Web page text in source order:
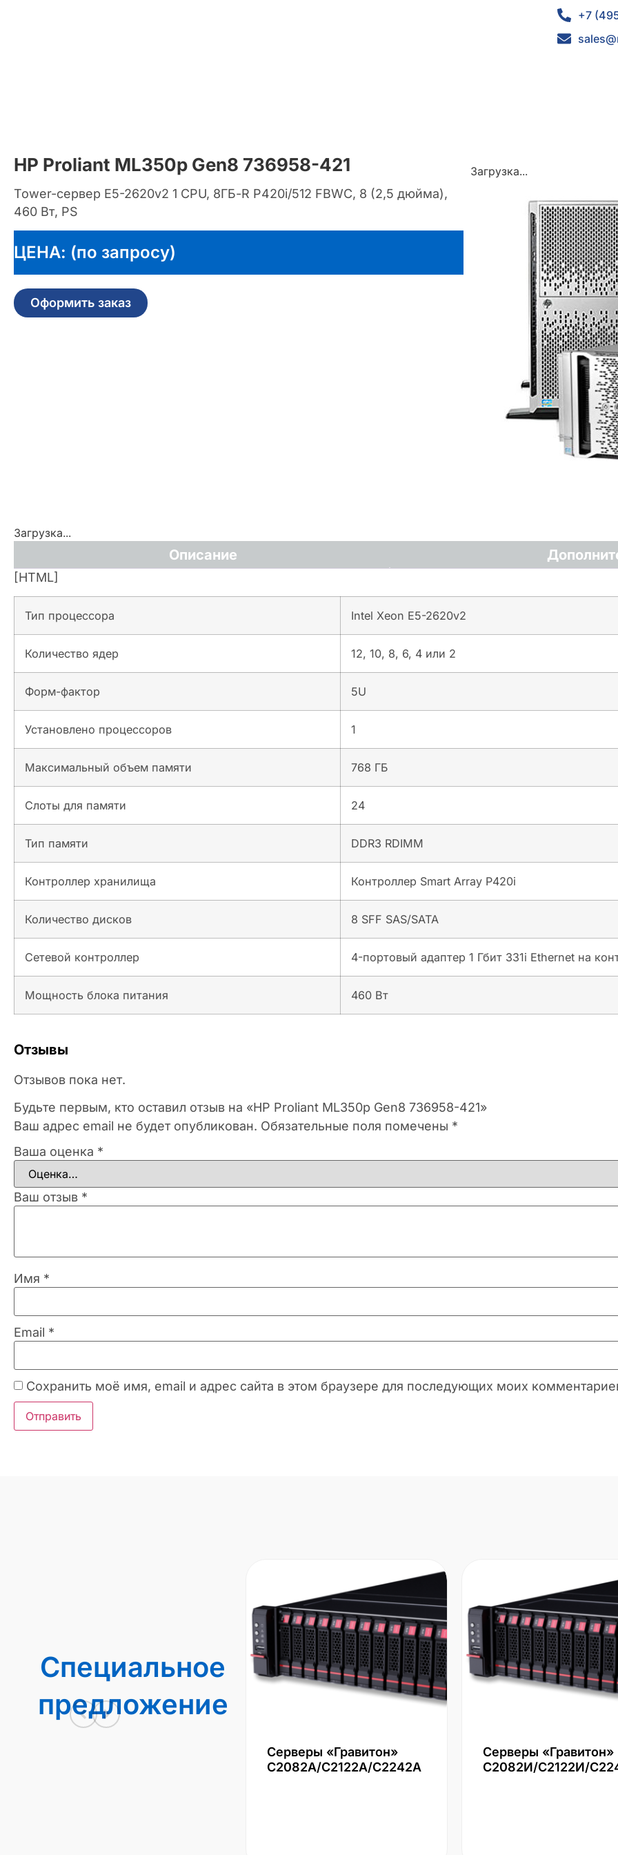
+7
HP Proliant ML350p Gen8 736958-421
Tower-сервер E5-2620v2 1 CPU, 8ГБ-R P420i/512 FBWC, 8 (2,5 дюйма),
460 Вт, PS
ЦЕНА: (по запросу)
Оформить заказ
Загрузка...
Загрузка...
Описание
[HTML]
Тип процессора Intel Xeon E5-2620v2
Количество ядер 12, 10, 8, 6, 4 или 2
Форм-фактор 5U
Установлено процессоров 1
Максимальный объем памяти 768 ГБ
Слоты для памяти 24
Тип памяти DDR3 RDIMM
Контроллер хранилища Контроллер Smart Array P420i
Количество дисков 8 SFF SAS/SATA
Сетевой контроллер 4-портовый адаптер 1 Гбит 331i Ethernet на
Мощность блока питания 460 Вт
Отзывы
Отзывов пока нет.
Будьте первым, кто оставил отзыв на «HP Proliant ML350p Gen8 736958-421»
Ваш адрес email не будет опубликован. Обязательные поля помечены *
Ваша оценка *
Ваш отзыв *
Имя *
Email *
Сохранить моё имя, email и адрес сайта в этом браузере для последующих моих
Специальное
предложение
Серверы «Гравитон»
С2082А/С2122А/С2242А
Серверы «Гравитон»
С2082И/С2122И/